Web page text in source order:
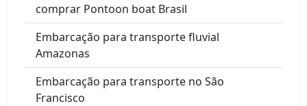
comprar Pontoon boat Brasil
Embarcação para transporte fluvial
Amazonas
Embarcação para transporte no São
Francisco